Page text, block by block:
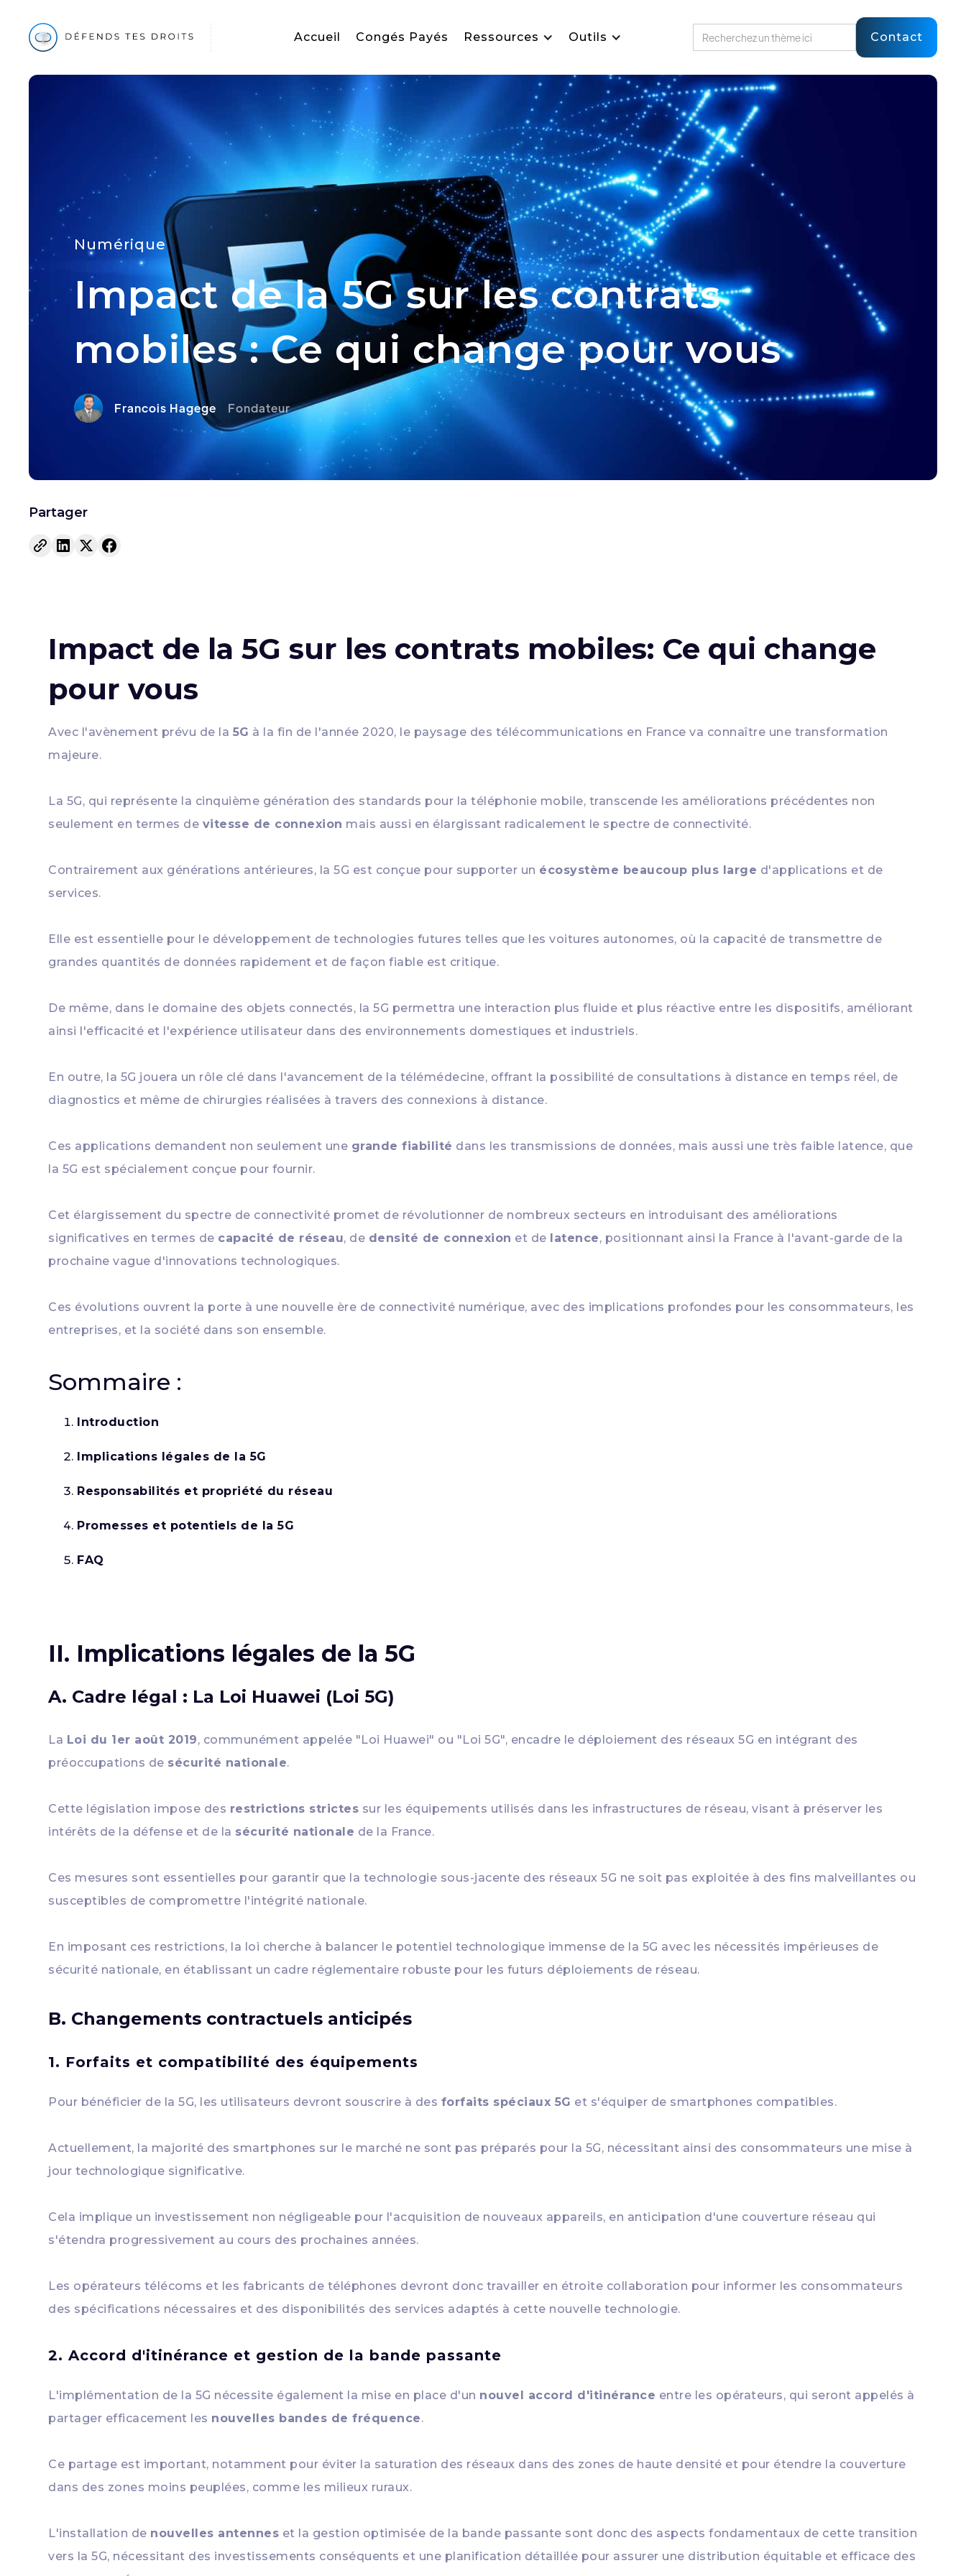
Accueil Congés Payés Ressources Outils Contact
Numérique
Impact de la 5G sur les contrats
mobiles : Ce qui change pour vous
Francois Hagege Fondateur
Partager
Impact de la 5G sur les contrats mobiles: Ce qui change
pour vous
Avec l'avènement prévu de la 5G à la fin de l'année 2020, le paysage des télécommunications en France va connaître une transformation
majeure.
La 5G, qui représente la cinquième génération des standards pour la téléphonie mobile, transcende les améliorations précédentes non
seulement en termes de vitesse de connexion mais aussi en élargissant radicalement le spectre de connectivité.
Contrairement aux générations antérieures, la 5G est conçue pour supporter un écosystème beaucoup plus large d'applications et de
services.
Elle est essentielle pour le développement de technologies futures telles que les voitures autonomes, où la capacité de transmettre de
grandes quantités de données rapidement et de façon fiable est critique.
De même, dans le domaine des objets connectés, la 5G permettra une interaction plus fluide et plus réactive entre les dispositifs, améliorant
ainsi l'efficacité et l'expérience utilisateur dans des environnements domestiques et industriels.
En outre, la 5G jouera un rôle clé dans l'avancement de la télémédecine, offrant la possibilité de consultations à distance en temps réel, de
diagnostics et même de chirurgies réalisées à travers des connexions à distance.
Ces applications demandent non seulement une grande fiabilité dans les transmissions de données, mais aussi une très faible latence, que
la 5G est spécialement conçue pour fournir.
Cet élargissement du spectre de connectivité promet de révolutionner de nombreux secteurs en introduisant des améliorations
significatives en termes de capacité de réseau, de densité de connexion et de latence, positionnant ainsi la France à l'avant-garde de la
prochaine vague d'innovations technologiques.
Ces évolutions ouvrent la porte à une nouvelle ère de connectivité numérique, avec des implications profondes pour les consommateurs, les
entreprises, et la société dans son ensemble.
Sommaire :
Introduction
Implications légales de la 5G
Responsabilités et propriété du réseau
Promesses et potentiels de la 5G
FAQ
II. Implications légales de la 5G
A. Cadre légal : La Loi Huawei (Loi 5G)
La Loi du 1er août 2019, communément appelée "Loi Huawei" ou "Loi 5G", encadre le déploiement des réseaux 5G en intégrant des
préoccupations de sécurité nationale.
Cette législation impose des restrictions strictes sur les équipements utilisés dans les infrastructures de réseau, visant à préserver les
intérêts de la défense et de la sécurité nationale de la France.
Ces mesures sont essentielles pour garantir que la technologie sous-jacente des réseaux 5G ne soit pas exploitée à des fins malveillantes ou
susceptibles de compromettre l'intégrité nationale.
En imposant ces restrictions, la loi cherche à balancer le potentiel technologique immense de la 5G avec les nécessités impérieuses de
sécurité nationale, en établissant un cadre réglementaire robuste pour les futurs déploiements de réseau.
B. Changements contractuels anticipés
1. Forfaits et compatibilité des équipements
Pour bénéficier de la 5G, les utilisateurs devront souscrire à des forfaits spéciaux 5G et s'équiper de smartphones compatibles.
Actuellement, la majorité des smartphones sur le marché ne sont pas préparés pour la 5G, nécessitant ainsi des consommateurs une mise à
jour technologique significative.
Cela implique un investissement non négligeable pour l'acquisition de nouveaux appareils, en anticipation d'une couverture réseau qui
s'étendra progressivement au cours des prochaines années.
Les opérateurs télécoms et les fabricants de téléphones devront donc travailler en étroite collaboration pour informer les consommateurs
des spécifications nécessaires et des disponibilités des services adaptés à cette nouvelle technologie.
2. Accord d'itinérance et gestion de la bande passante
L'implémentation de la 5G nécessite également la mise en place d'un nouvel accord d'itinérance entre les opérateurs, qui seront appelés à
partager efficacement les nouvelles bandes de fréquence.
Ce partage est important, notamment pour éviter la saturation des réseaux dans des zones de haute densité et pour étendre la couverture
dans des zones moins peuplées, comme les milieux ruraux.
L'installation de nouvelles antennes et la gestion optimisée de la bande passante sont donc des aspects fondamentaux de cette transition
vers la 5G, nécessitant des investissements conséquents et une planification détaillée pour assurer une distribution équitable et efficace des